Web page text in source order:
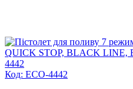
Код: ECO-4442